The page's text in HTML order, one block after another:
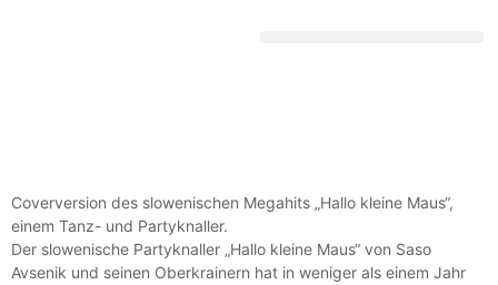
Coverversion des slowenischen Megahits „Hallo kleine Maus“,
einem Tanz- und Partyknaller.
Der slowenische Partyknaller „Hallo kleine Maus“ von Saso
Avsenik und seinen Oberkrainern hat in weniger als einem Jahr